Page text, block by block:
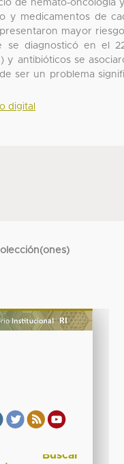
de hemato-
y medicamentos de
mayor
diagnosticó en el
y antibióticos se
ser un problema
digital